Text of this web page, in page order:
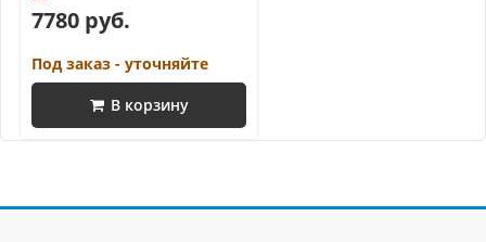
7780 руб.
Под заказ - уточняйте
В корзину